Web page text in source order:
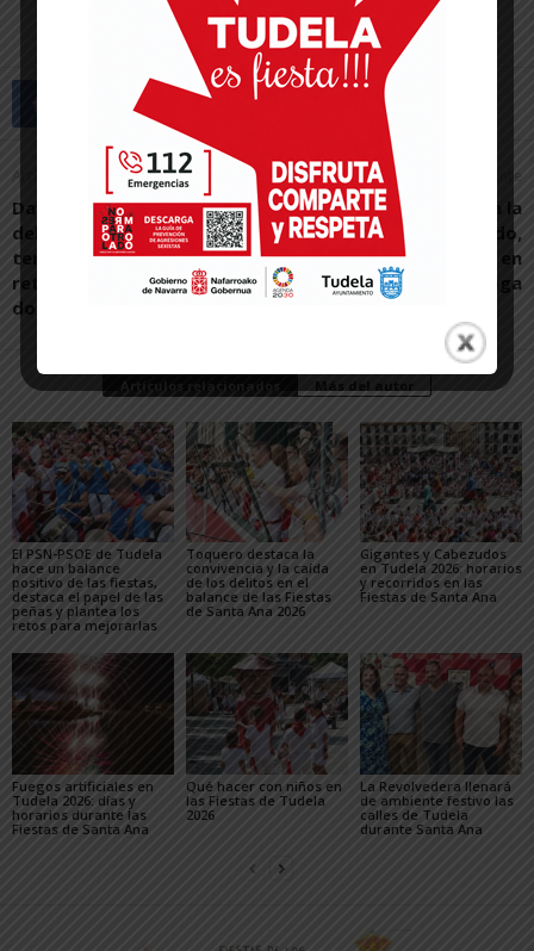
Artículo anterior
David García se despide
del Ribera Navarra tras 14
temporadas y el club
retirará para siempre su
dorsal número 2
Artículo siguiente
El Tudelano acaricia la
remontada en Oviedo,
pero cae con crueldad en
la prórroga
El PSN-PSOE de Tudela
hace un balance
positivo de las fiestas,
destaca el papel de las
peñas y plantea los
retos para mejorarlas
Toquero destaca la
convivencia y la caída
de los delitos en el
balance de las Fiestas
de Santa Ana 2026
Gigantes y Cabezudos
en Tudela 2026: horarios
y recorridos en las
Fiestas de Santa Ana
Fuegos artificiales en
Tudela 2026: días y
horarios durante las
Fiestas de Santa Ana
Qué hacer con niños en
las Fiestas de Tudela
2026
La Revolvedera llenará
de ambiente festivo las
calles de Tudela
durante Santa Ana